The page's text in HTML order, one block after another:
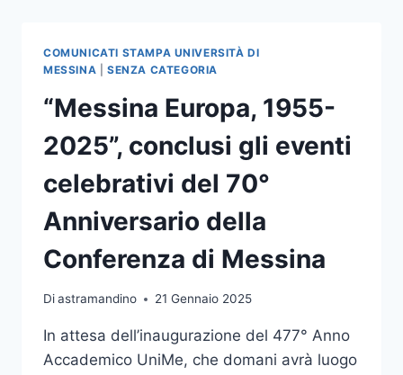
COMUNICATI STAMPA UNIVERSITÀ DI
MESSINA
SENZA CATEGORIA
“Messina Europa, 1955-
2025”, conclusi gli eventi
celebrativi del 70°
Anniversario della
Conferenza di Messina
Diastramandino 21 Gennaio 2025
In attesa dell’inaugurazione del 477° Anno
Accademico UniMe, che domani avrà luogo